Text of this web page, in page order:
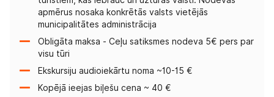
apmērus nosaka konkrētās valsts vietējās
municipalitātes administrācija
Obligāta maksa - Ceļu satiksmes nodeva 5€ pers par
visu tūri
Ekskursiju audioiekārtu noma ~10-15 €
Kopējā ieejas biļešu cena ~ 40 €